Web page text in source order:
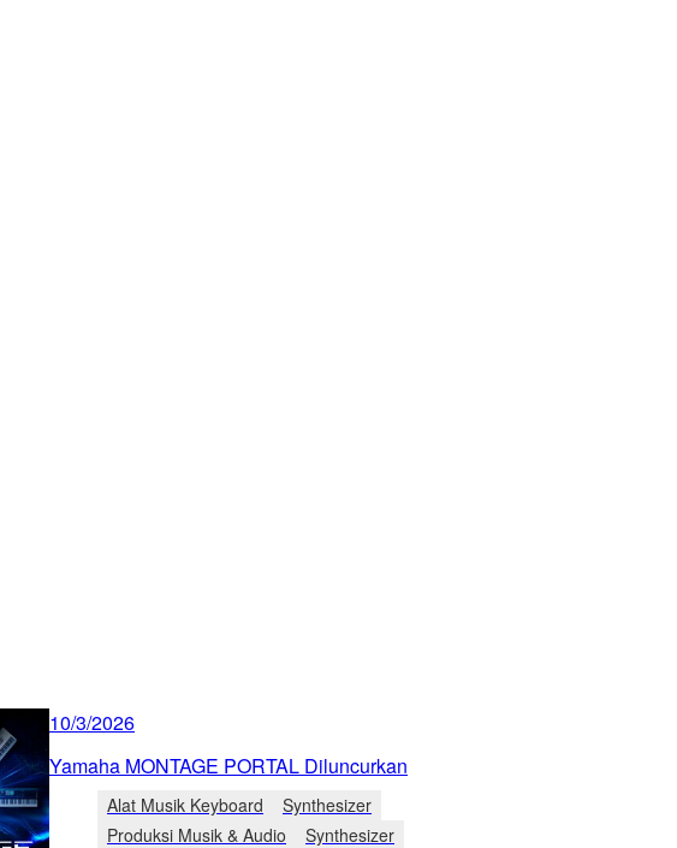
10/3/2026
Yamaha MONTAGE PORTAL Diluncurkan
Alat Musik Keyboard
Synthesizer
Produksi Musik & Audio
Synthesizer